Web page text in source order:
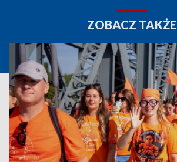
ZOBACZ TAKŻE